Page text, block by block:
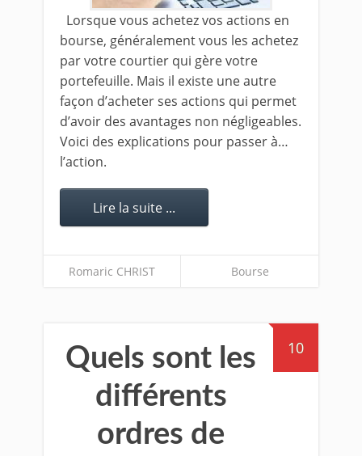
Lorsque vous achetez vos actions en
bourse, généralement vous les achetez
par votre courtier qui gère votre
portefeuille. Mais il existe une autre
façon d’acheter ses actions qui permet
d’avoir des avantages non négligeables.
Voici des explications pour passer à…
l’action.
Lire la suite ...
Romaric CHRIST Bourse
10
Quels sont les
différents
ordres de